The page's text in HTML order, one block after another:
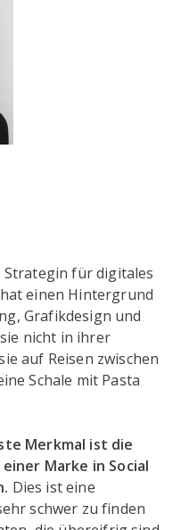
für digitales
einen Hintergrund
Grafikdesign und
nicht in ihrer
auf Reisen zwischen
Schale mit Pasta
Merkmal ist die
Marke in Social
Dies ist eine
schwer zu finden